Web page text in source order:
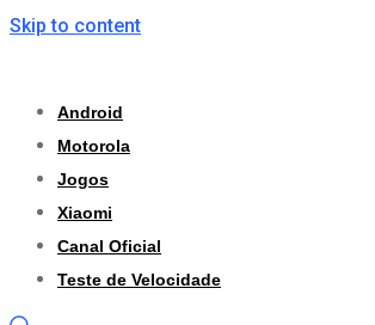
Skip to content
Android
Motorola
Jogos
Xiaomi
Canal Oficial
Teste de Velocidade